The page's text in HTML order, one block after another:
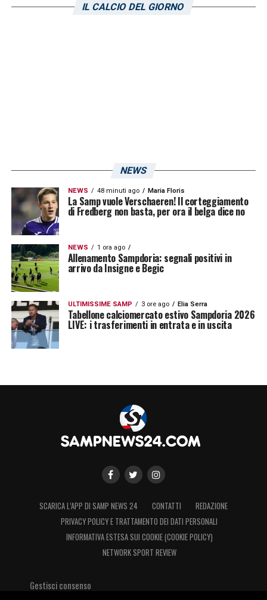
IL CALCIO DEL GIORNO
NEWS
NEWS 48 minuti ago Maria Floris
La Samp vuole Verschaeren! Il corteggiamento
di Fredberg non basta, per ora il belga dice no
NEWS 1 ora ago
Allenamento Sampdoria: segnali positivi in
arrivo da Insigne e Begic
ULTIMISSIME SAMP 3 ore ago Elia Serra
Tabellone calciomercato estivo Sampdoria 2026
LIVE: i trasferimenti in entrata e in uscita
SCARICA L’APP DI SAMP NEWS 24 CONTATTI
REDAZIONE
PRIVACY POLICY E TRATTAMENTO DEI DATI PERSONALI
INFORMATIVA ESTESA SUI COOKIE (COOKIE POLICY)
NETWORK SPORT REVIEW
Gestisci consenso